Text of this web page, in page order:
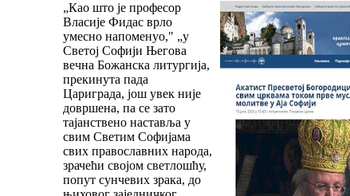
„Као што је професор
Власије Фидас врло
умесно напоменуо," „у
Светој Софији Његова
вечна Божанска литургија,
прекинута пада
Цариграда, још увек није
довршена, па се зато
тајанствено наставља у
свим Светим Софијама
свих православних народа,
зрачећи својом светлошћу,
попут сунчевих зрака, до